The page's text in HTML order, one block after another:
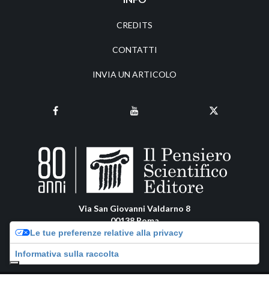
CREDITS
CONTATTI
INVIA UN ARTICOLO
Via San Giovanni Valdarno 8
00138 Roma
pensiero@pensiero.it
amministrazione@pec.pensiero.com
Le tue preferenze relative alla privacy
Informativa sulla raccolta